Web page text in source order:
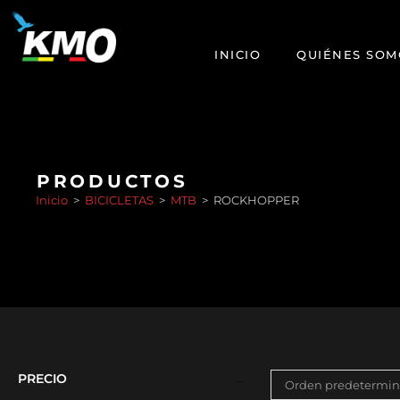
INICIO QUIÉNES
PRODUCTOS
Inicio > BICICLETAS > MTB > ROCKHOPPER
PRECIO Orden